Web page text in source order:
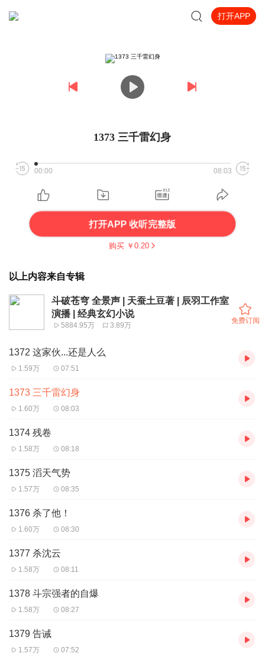
打开APP
1373 三千雷幻身
00:00 08:03
打开APP 收听完整版
购买 ￥ 0.20
以上内容来自专辑
斗破苍穹 全景声 | 天蚕土豆著 | 辰羽工作室
演播 | 经典玄幻小说
5884.95万 3.89万
免费订阅
1372 这家伙...还是人么
1.59万 07:51
1373 三千雷幻身
1.60万 08:03
1374 残卷
1.58万 08:18
1375 滔天气势
1.57万 08:35
1376 杀了他！
1.60万 08:30
1377 杀沈云
1.58万 08:11
1378 斗宗强者的自爆
1.58万 08:27
1379 告诫
1.57万 07:52